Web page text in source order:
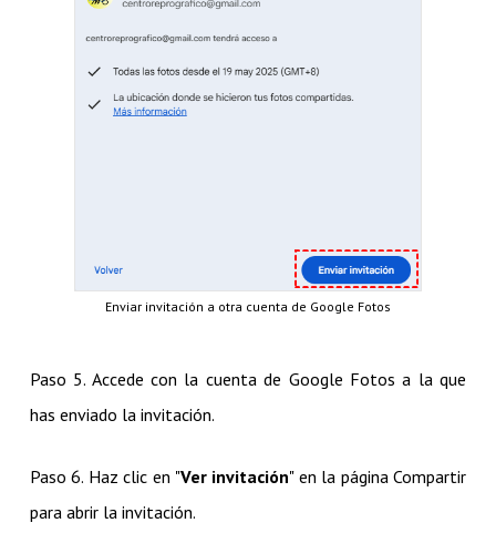
Enviar invitación a otra cuenta de Google Fotos
Paso 5. Accede con la cuenta de Google Fotos a la que
has enviado la invitación.
Paso 6. Haz clic en "Ver invitación" en la página Compartir
para abrir la invitación.